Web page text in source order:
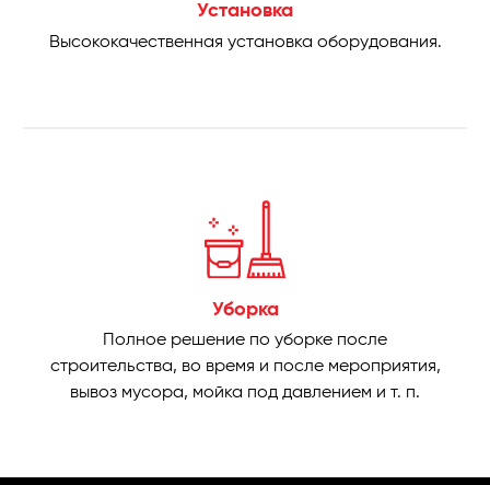
Установка
Высококачественная установка оборудования.
Уборка
Полное решение по уборке после
строительства, во время и после мероприятия,
вывоз мусора, мойка под давлением и т. п.